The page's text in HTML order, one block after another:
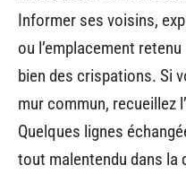
Informer ses voisins,
ou l’emplacement
bien des crispations. Si
mur commun, recueillez
Quelques lignes
tout malentendu dans la